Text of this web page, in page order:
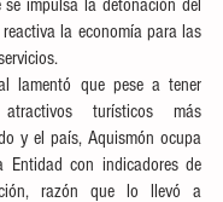
impulsa la detonación del
la economía para las
lamentó que pese a tener
turísticos más
y el país, Aquismón ocupa
con indicadores de
razón que lo llevó a